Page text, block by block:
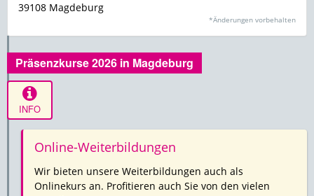
39108 Magdeburg
*Änderungen vorbehalten
Präsenzkurse 2026 in Magdeburg
INFO
Online-Weiterbildungen
Wir bieten unsere Weiterbildungen auch als
Onlinekurs an. Profitieren auch Sie von den vielen